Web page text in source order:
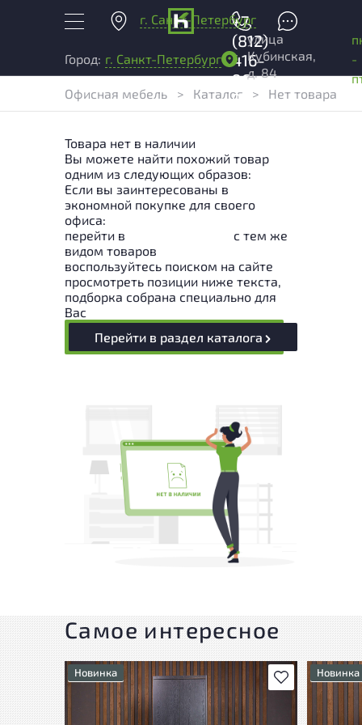
г. Санкт-Петербург
+7
(812)
416-
96-
99
Город: г. Санкт-Петербург
улица
Кубинская,
д. 84
-
Офисная мебель
> Каталог > Нет товара
Товара нет в наличии
Вы можете найти похожий товар
одним из следующих образов:
Если вы заинтересованы в
экономной покупке для своего
офиса:
перейти в
с тем же
видом товаров
воспользуйтесь поиском на сайте
просмотреть позиции ниже текста,
подборка собрана специально для
Вас
Перейти в раздел каталога
Самое интересное
В избранное
Новинка Новинка